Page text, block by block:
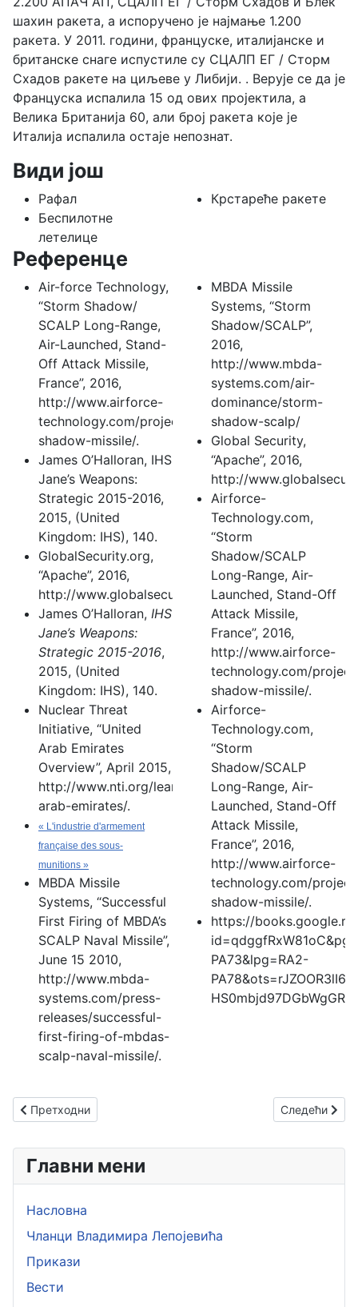
шахин ракета, а испоручено је најмање 1.200
ракета. У 2011. години, француске, италијанске и
британске снаге испустиле су СЦАЛП ЕГ / Сторм
Схадов ракете на циљеве у Либији. . Верује се да је
Француска испалила 15 од ових пројектила, а
Велика Британија 60, али број ракета које је
Италија испалила остаје непознат.
Види још
Рафал
Беспилотне
летелице
Крстареће ракете
Референце
Air-force Technology,
“Storm Shadow/
SCALP Long-Range,
Air-Launched, Stand-
Off Attack Missile,
France”, 2016,
http://www.airforce-
technology.com/projects/storm-
shadow-missile/.
James O’Halloran, IHS
Jane’s Weapons:
Strategic 2015-2016,
2015, (United
Kingdom: IHS), 140.
GlobalSecurity.org,
“Apache”, 2016,
http://www.globalsecurity.org/military/world/europe/
James O’Halloran, IHS
Jane’s Weapons:
Strategic 2015-2016,
2015, (United
Kingdom: IHS), 140.
Nuclear Threat
Initiative, “United
Arab Emirates
Overview”, April 2015,
http://www.nti.org/learn/countries/united-
arab-emirates/.
« L'industrie d'armement
française des sous-
munitions »
MBDA Missile
Systems, “Successful
First Firing of MBDA’s
SCALP Naval Missile”,
June 15 2010,
http://www.mbda-
systems.com/press-
releases/successful-
first-firing-of-mbdas-
scalp-naval-missile/.
MBDA Missile
Systems, “Storm
Shadow/SCALP”,
2016,
http://www.mbda-
systems.com/air-
dominance/storm-
shadow-scalp/
Global Security,
“Apache”, 2016,
http://
Airforce-
Technology.com,
“Storm
Shadow/SCALP
Long-Range, Air-
Launched, Stand-Off
Attack Missile,
France”, 2016,
http://www.airforce-
technology.com/
shadow-missile/.
Airforce-
Technology.com,
“Storm
Shadow/SCALP
Long-Range, Air-
Launched, Stand-Off
Attack Missile,
France”, 2016,
http://www.airforce-
technology.com/
shadow-missile/.
https://
PA73&lpg=RA2-
Претходни чланак: Нови авион
Претходни Следећи
Следећи
Главни мени
Насловна
Чланци Владимира Лепојевића
Прикази
Вести